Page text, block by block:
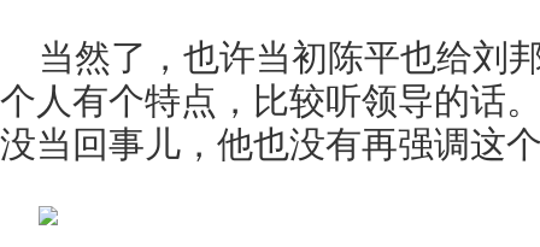
当然了，也许当初陈平也给刘
个人有个特点，比较听领导的话
没当回事儿，他也没有再强调这